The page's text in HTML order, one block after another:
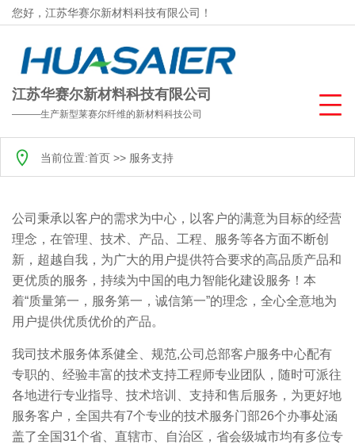
您好，江苏华赛尔新材料科技有限公司！
江苏华赛尔新材料科技有限公司
———生产新型莱赛尔纤维的新材料科技公司
当前位置:首页 >> 服务支持
公司秉承以客户的需求为中心，以客户的满意为目标的经营
理念，在管理、技术、产品、工程、服务等各方面不断创
新，超越自我，为广大的用户提供符合要求的高品质产品和
更优质的服务，持续为中国的电力智能化建设服务！本
着“质量第一，服务第一，诚信第一”的理念，全心全意地为
用户提供优质优价的产品。
我司技术服务体系健全、规范,公司总部客户服务中心配有
专职的、经验丰富的技术支持工程师专业团队，随时可派往
各地进行专业指导、技术培训、支持和售后服务，为更好地
服务客户，全国共有7个专业的技术服务门部26个办事处涵
盖了全国31个省、直辖市、自治区，省会级城市均有多位专